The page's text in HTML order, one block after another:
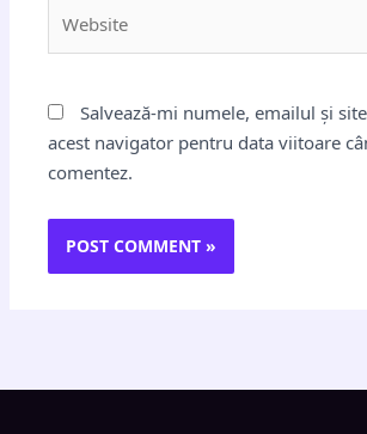
Salvează-mi numele, emailul și
acest navigator pentru data viitoare
comentez.